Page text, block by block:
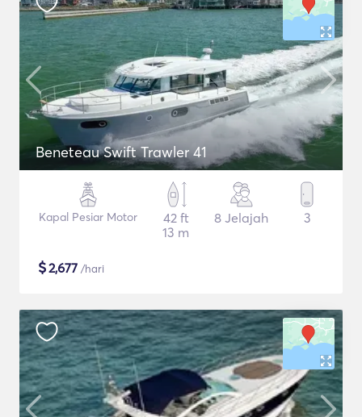
Beneteau Swift Trawler 41
Kapal Pesiar Motor
42 ft
13 m
8 Jelajah 3
$2,677 /hari